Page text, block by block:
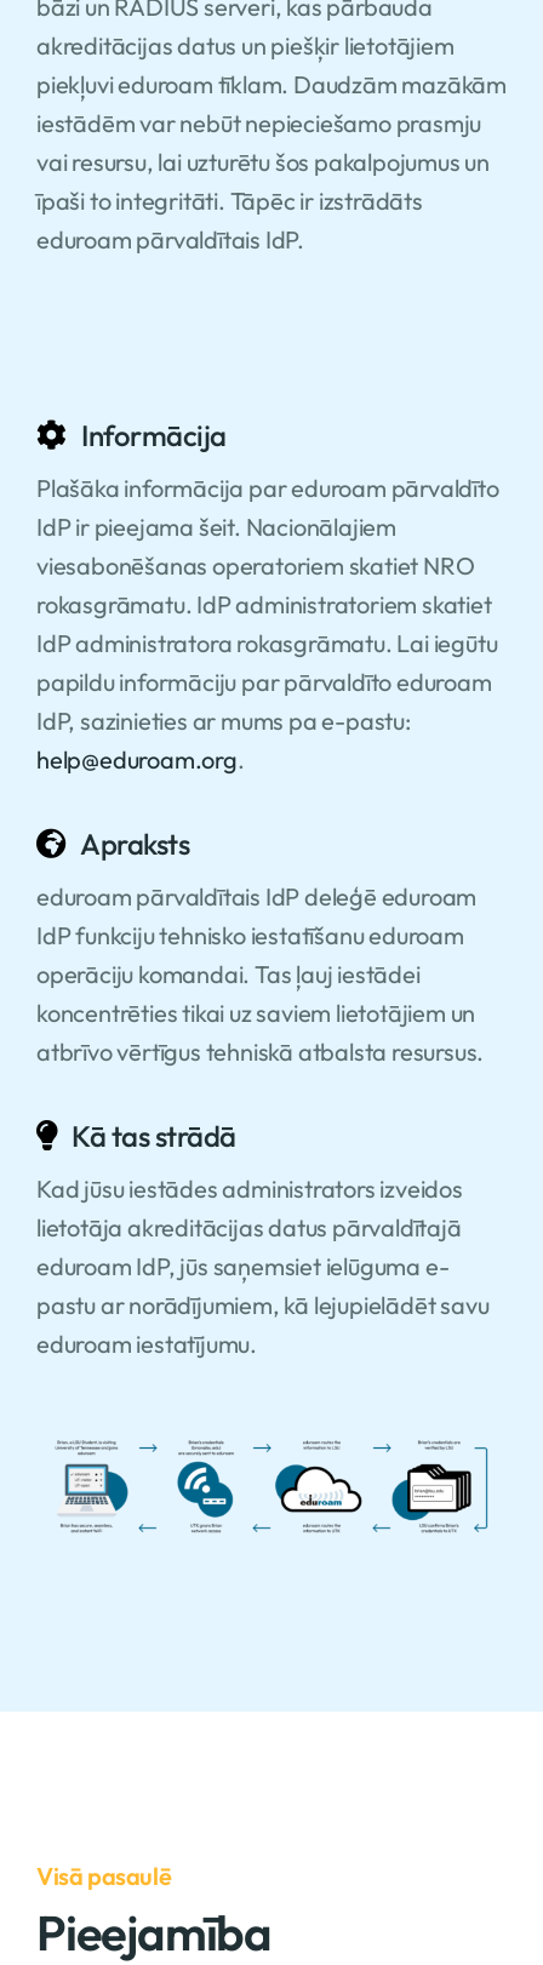
bāzi un RADIUS serveri, kas pārbauda
akreditācijas datus un piešķir lietotājiem
piekļuvi eduroam tīklam. Daudzām mazākām
iestādēm var nebūt nepieciešamo prasmju
vai resursu, lai uzturētu šos pakalpojumus un
īpaši to integritāti. Tāpēc ir izstrādāts
eduroam pārvaldītais IdP.
Informācija
Plašāka informācija par eduroam pārvaldīto
IdP ir pieejama šeit. Nacionālajiem
viesabonēšanas operatoriem skatiet NRO
rokasgrāmatu. IdP administratoriem skatiet
IdP administratora rokasgrāmatu. Lai iegūtu
papildu informāciju par pārvaldīto eduroam
IdP, sazinieties ar mums pa e-pastu:
help@eduroam.org.
Apraksts
eduroam pārvaldītais IdP deleģē eduroam
IdP funkciju tehnisko iestatīšanu eduroam
operāciju komandai. Tas ļauj iestādei
koncentrēties tikai uz saviem lietotājiem un
atbrīvo vērtīgus tehniskā atbalsta resursus.
Kā tas strādā
Kad jūsu iestādes administrators izveidos
lietotāja akreditācijas datus pārvaldītajā
eduroam IdP, jūs saņemsiet ielūguma e-
pastu ar norādījumiem, kā lejupielādēt savu
eduroam iestatījumu.
Visā pasaulē
Pieejamība